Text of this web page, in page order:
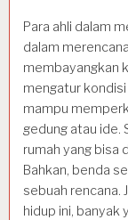
Para ahli dalam
dalam
membayangkan
mengatur
mampu
gedung atau ide.
rumah yang bisa
Bahkan, benda
sebuah rencana.
hidup ini, banyak